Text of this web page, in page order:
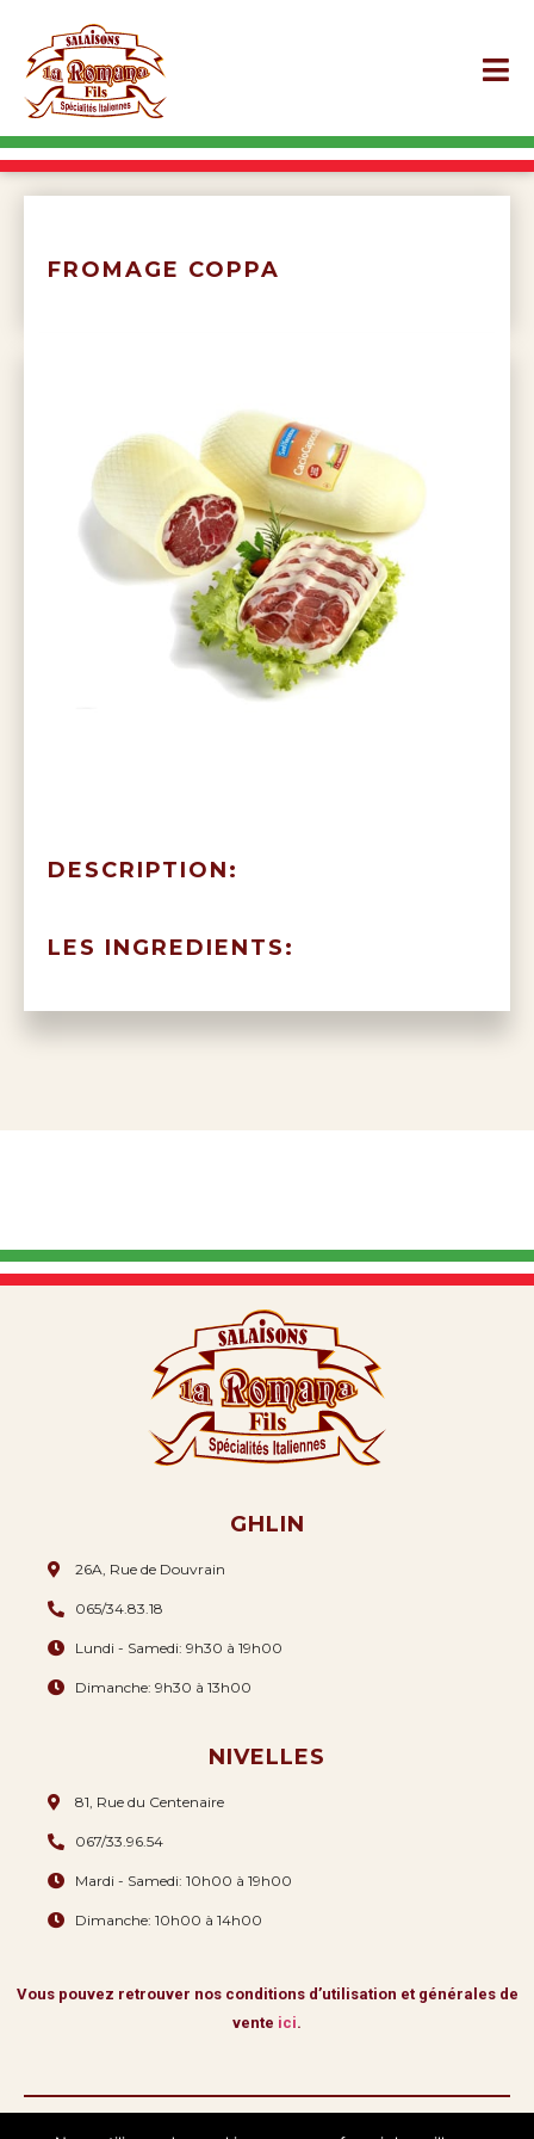
FROMAGE COPPA
DESCRIPTION:
LES INGREDIENTS:
GHLIN
26A, Rue de Douvrain
065/34.83.18
Lundi - Samedi: 9h30 à 19h00
Dimanche: 9h30 à 13h00
NIVELLES
81, Rue du Centenaire
067/33.96.54
Mardi - Samedi: 10h00 à 19h00
Dimanche: 10h00 à 14h00
Vous pouvez retrouver nos conditions d’utilisation et générales de
vente ici.